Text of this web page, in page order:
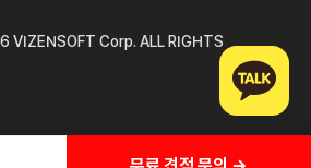
Corp. ALL RIGHTS